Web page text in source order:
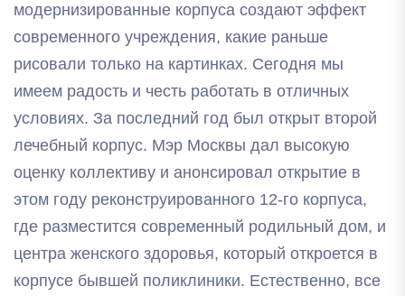
модернизированные корпуса создают эффект
современного учреждения, какие раньше
рисовали только на картинках. Сегодня мы
имеем радость и честь работать в отличных
условиях. За последний год был открыт второй
лечебный корпус. Мэр Москвы дал высокую
оценку коллективу и анонсировал открытие в
этом году реконструированного 12-го корпуса,
где разместится современный родильный дом, и
центра женского здоровья, который откроется в
корпусе бывшей поликлиники. Естественно, все